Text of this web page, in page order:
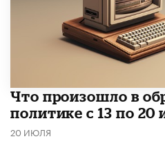
Что произошло в
политике с 13 по 20
20 ИЮЛЯ